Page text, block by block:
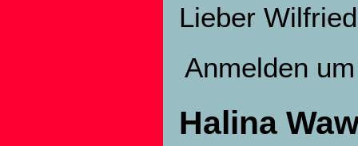
Lieber
Anmelden
Halina